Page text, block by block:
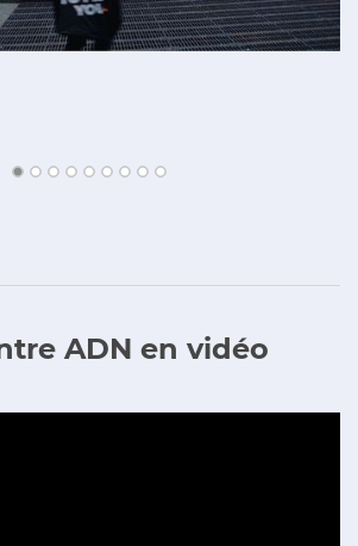
ADN en vidéo